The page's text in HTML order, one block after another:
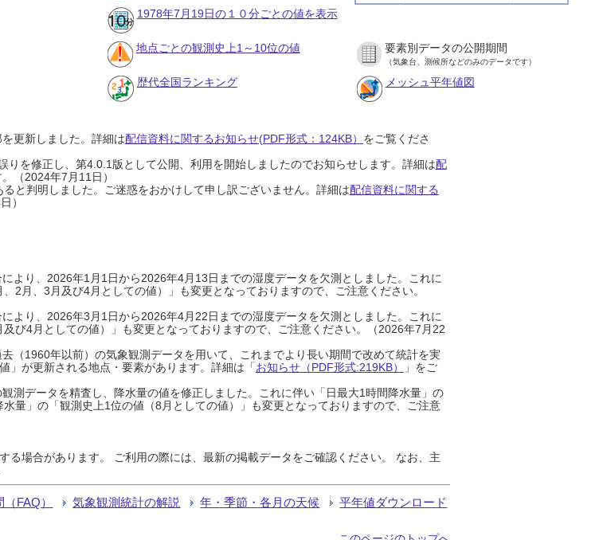
1978年7月19日の１０分ごとの値を表示
地点ごとの観測史上1～10位の値 要素別データの公開期間
（気象台、測候所などのみのデータです）
歴代全国ランキング メッシュ平年値図
更新しました。詳細は配信資料に関するお知らせ(PDF形式：124KB） をご覧くださ
を修正し、第4.0.1版として公開、利用を開始しましたのでお知らせします。詳細は配
（2024年7月11日）
と判明しました。ご迷惑をおかけして申し訳ございません。詳細は配信資料に関する
）
より、2026年1月1日から2026年4月13日までの湿度データを欠測としました。これに
2月、3月及び4月としての値）」も変更となっておりますので、ご注意ください。
より、2026年3月1日から2026年4月22日までの湿度データを欠測としました。これに
び4月としての値）」も変更となっておりますので、ご注意ください。（2026年7月22
（1960年以前）の気象観測データを用いて、これまでより長い期間で改めて統計を実
」が更新される地点・要素があります。詳細は「お知らせ（PDF形式:219KB）
」をご
測データを精査し、降水量の値を修正しました。これに伴い「日最大1時間降水量」の
量」の「観測史上1位の値（8月としての値）」も変更となっておりますので、ご注意
場合があります。 ご利用の際には、最新の掲載データをご確認ください。 なお、主
FAQ） 気象観測統計の解説 年・季節・各月の天候 平年値ダウンロード